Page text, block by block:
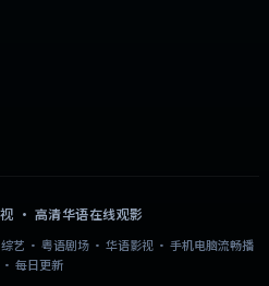
· 高清华语在线观影
艺 · 粤语剧场 · 华语影视 · 手机电脑流畅播
· 每日更新